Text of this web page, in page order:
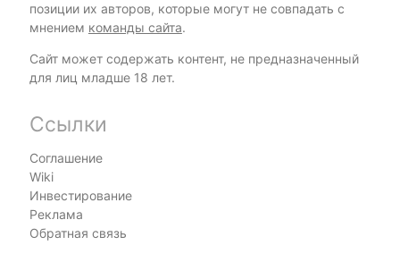
позиции их авторов, которые могут не совпадать с
мнением команды сайта.
Сайт может содержать контент, не предназначенный
для лиц младше 18 лет.
Ссылки
Соглашение
Wiki
Инвестирование
Реклама
Обратная связь